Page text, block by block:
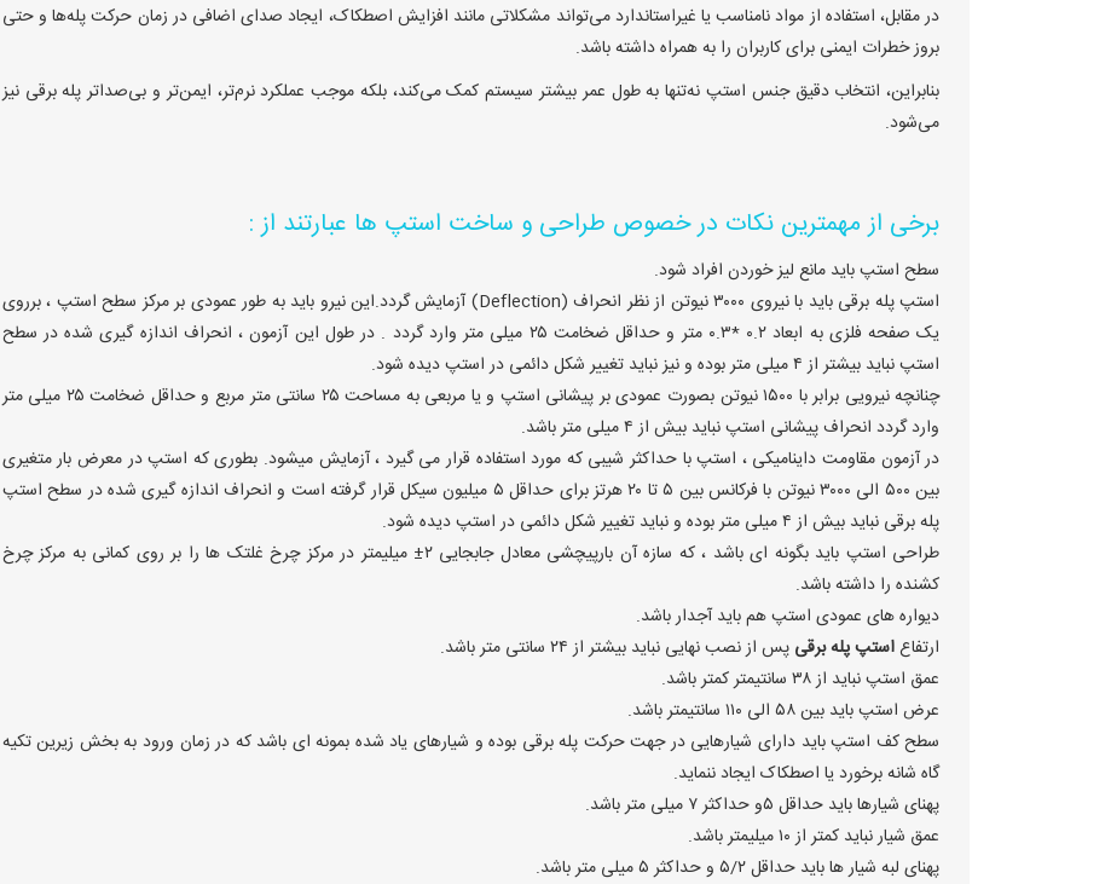
در مقابل، استفاده از مواد نامناسب یا غیراستاندارد می‌تواند مشکلاتی مانند افزایش اصطکاک، ایجاد صدای اضافی در زمان حرکت پله‌ها و حتی
بروز خطرات ایمنی برای کاربران را به همراه داشته باشد.
بنابراین، انتخاب دقیق جنس استپ نه‌تنها به طول عمر بیشتر سیستم کمک می‌کند، بلکه موجب عملکرد نرم‌تر، ایمن‌تر و بی‌صداتر پله برقی نیز
می‌شود.
برخی از مهمترین نکات در خصوص طراحی و ساخت استپ ها عبارتند از :
سطح استپ باید مانع لیز خوردن افراد شود.
استپ پله برقی باید با نیروی ۳۰۰۰ نیوتن از نظر انحراف (Deflection) آزمایش گردد.این نیرو باید به طور عمودی بر مرکز سطح استپ ، برروی
یک صفحه فلزی به ابعاد ۰.۲ *۰.۳ متر و حداقل ضخامت ۲۵ میلی متر وارد گردد . در طول این آزمون ، انحراف اندازه گیری شده در سطح
استپ نباید بیشتر از ۴ میلی متر بوده و نیز نباید تغییر شکل دائمی در استپ دیده شود.
چنانچه نیرویی برابر با ۱۵۰۰ نیوتن بصورت عمودی بر پیشانی استپ و یا مربعی به مساحت ۲۵ سانتی متر مربع و حداقل ضخامت ۲۵ میلی متر
وارد گردد انحراف پیشانی استپ نباید بیش از ۴ میلی متر باشد.
در آزمون مقاومت داینامیکی ، استپ با حداکثر شیبی که مورد استفاده قرار می گیرد ، آزمایش میشود. بطوری که استپ در معرض بار متغیری
بین ۵۰۰ الی ۳۰۰۰ نیوتن با فرکانس بین ۵ تا ۲۰ هرتز برای حداقل ۵ میلیون سیکل قرار گرفته است و انحراف اندازه گیری شده در سطح استپ
پله برقی نباید بیش از ۴ میلی متر بوده و نباید تغییر شکل دائمی در استپ دیده شود.
طراحی استپ باید بگونه ای باشد ، که سازه آن بارپیچشی معادل جابجایی ۲± میلیمتر در مرکز چرخ غلتک ها را بر روی کمانی به مرکز چرخ
کشنده را داشته باشد.
دیواره های عمودی استپ هم باید آجدار باشد.
ارتفاعاستپ پله برقی پس از نصب نهایی نباید بیشتر از ۲۴ سانتی متر باشد.
عمق استپ نباید از ۳۸ سانتیمتر کمتر باشد.
عرض استپ باید بین ۵۸ الی ۱۱۰ سانتیمتر باشد.
سطح کف استپ باید دارای شیارهایی در جهت حرکت پله برقی بوده و شیارهای یاد شده بمونه ای باشد که در زمان ورود به بخش زیرین تکیه
گاه شانه برخورد یا اصطکاک ایجاد ننماید.
پهنای شیارها باید حداقل ۵و حداکثر ۷ میلی متر باشد.
عمق شیار نباید کمتر از ۱۰ میلیمتر باشد.
پهنای لبه شیار ها باید حداقل ۵/۲ و حداکثر ۵ میلی متر باشد.